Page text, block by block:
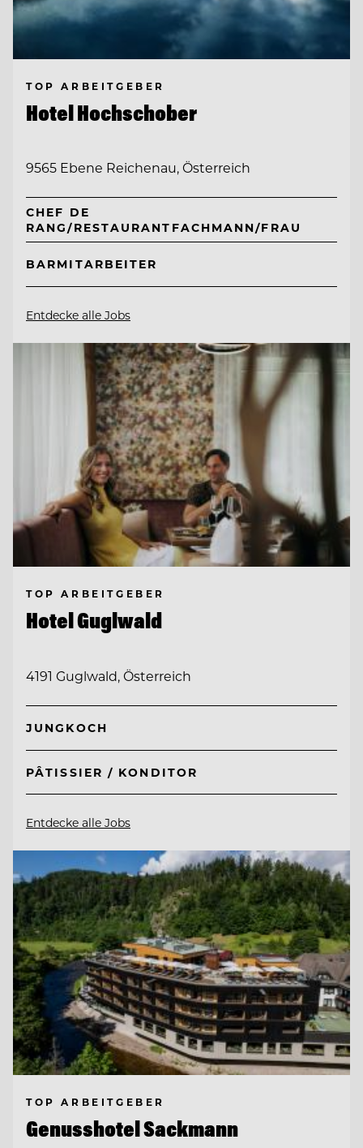
TOP ARBEITGEBER
Hotel Hochschober
9565 Ebene Reichenau, Österreich
CHEF DE
RANG/RESTAURANTFACHMANN/FRAU
BARMITARBEITER
Entdecke alle Jobs
TOP ARBEITGEBER
Hotel Guglwald
4191 Guglwald, Österreich
JUNGKOCH
PÂTISSIER / KONDITOR
Entdecke alle Jobs
TOP ARBEITGEBER
Genusshotel Sackmann